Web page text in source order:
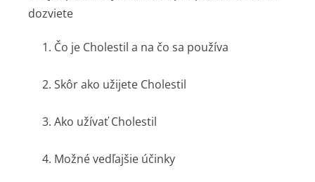
dozviete
1. Čo je Cholestil a na čo sa používa
2. Skôr ako užijete Cholestil
3. Ako užívať Cholestil
4. Možné vedľajšie účinky